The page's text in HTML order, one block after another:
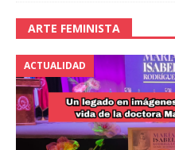
ARTE FEMINISTA
ACTUALIDAD